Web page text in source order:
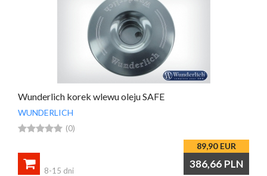
Wunderlich korek wlewu oleju SAFE
WUNDERLICH
 (0)
89,90 EUR
386,66 PLN

8-15 dni